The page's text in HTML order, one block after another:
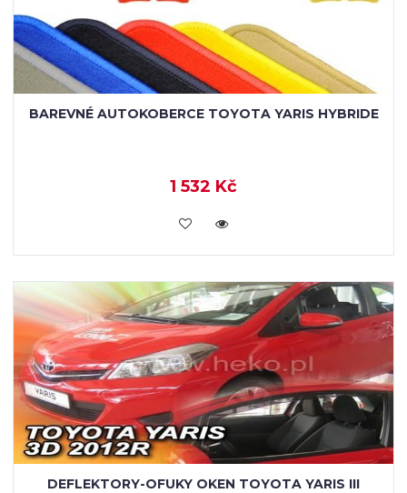
BAREVNÉ AUTOKOBERCE TOYOTA YARIS HYBRIDE
1 532 Kč
KOUPIT
DEFLEKTORY-OFUKY OKEN TOYOTA YARIS III